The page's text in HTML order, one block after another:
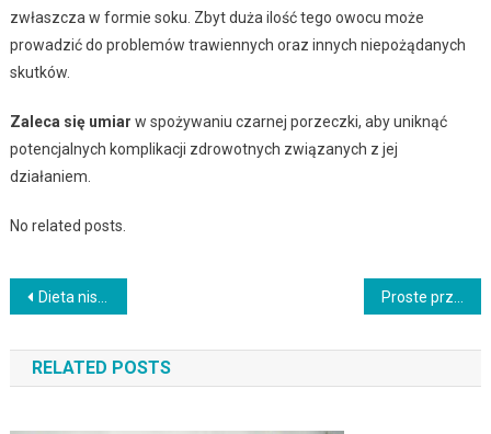
zwłaszcza w formie soku. Zbyt duża ilość tego owocu może
prowadzić do problemów trawiennych oraz innych niepożądanych
skutków.
Zaleca się umiar w spożywaniu czarnej porzeczki, aby uniknąć
potencjalnych komplikacji zdrowotnych związanych z jej
działaniem.
No related posts.
Nawigacja
wpisu
Dieta niskotłuszczowa: Czego unikać, by zachować zdrowie?
RELATED POSTS